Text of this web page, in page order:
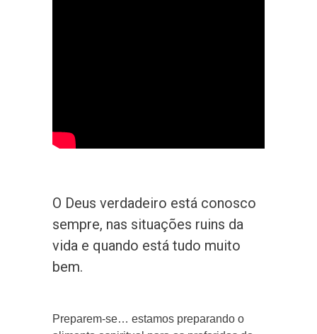
O Deus verdadeiro está conosco
sempre, nas situações ruins da
vida e quando está tudo muito
bem.
Preparem-se… estamos preparando o